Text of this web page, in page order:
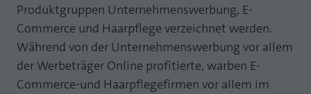
Produktgruppen Unternehmenswerbung, E-
Commerce und Haarpflege verzeichnet werden.
Während von der Unternehmenswerbung vor allem
der Werbeträger Online profitierte, warben E-
Commerce-und Haarpflegefirmen vor allem im